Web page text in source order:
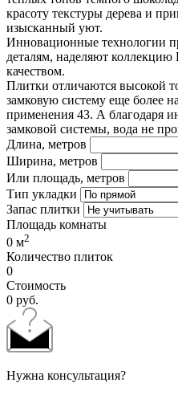
красоту текстуры дерева и
изысканный уют.
Инновационные технологии
деталям, наделяют
качеством.
Плитки отличаются высокой
замковую систему еще более
применения 43. А благодаря
замковой системы, вода не
Длина, метров
Ширина, метров
Или площадь, метров
Тип укладки
Запас плитки
Площадь комнаты
0 м2
Количество плиток
0
Стоимость
0 руб.
Нужна консультация?